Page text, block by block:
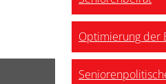
Optimierung der